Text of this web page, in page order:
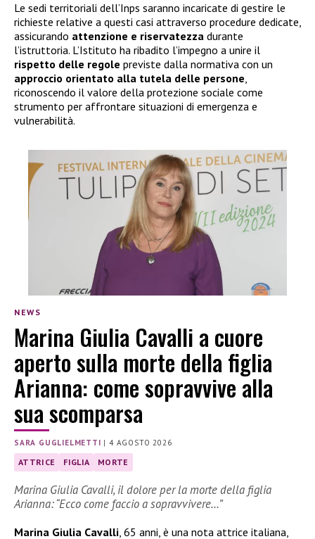
Le sedi territoriali dell’Inps saranno incaricate di gestire le
richieste relative a questi casi attraverso procedure dedicate,
assicurando attenzione e riservatezza durante
l’istruttoria. L’Istituto ha ribadito l’impegno a unire il
rispetto delle regole previste dalla normativa con un
approccio orientato alla tutela delle persone,
riconoscendo il valore della protezione sociale come
strumento per affrontare situazioni di emergenza e
vulnerabilità.
NEWS
Marina Giulia Cavalli a cuore
aperto sulla morte della figlia
Arianna: come sopravvive alla
sua scomparsa
SARA GUGLIELMETTI |4 AGOSTO 2026
ATTRICE FIGLIA MORTE
Marina Giulia Cavalli, il dolore per la morte della figlia
Arianna: “Ecco come faccio a sopravvivere…”
Marina Giulia Cavalli, 65 anni, è una nota attrice italiana,